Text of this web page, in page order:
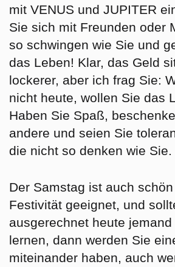
mit VENUS und JUPITER
Sie sich mit Freunden oder
so schwingen wie Sie und
das Leben! Klar, das Geld
lockerer, aber ich frag Sie:
nicht heute, wollen Sie das
Haben Sie Spaß,
andere und seien Sie
die nicht so denken wie Sie.
Der Samstag ist auch
Festivität geeignet, und
ausgerechnet heute
lernen, dann werden Sie
miteinander haben, auch